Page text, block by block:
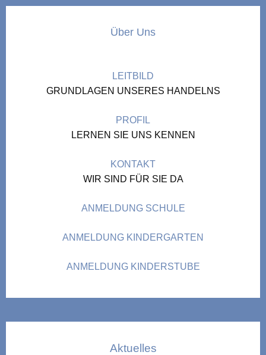
Über Uns
LEITBILD
GRUNDLAGEN UNSERES HANDELNS
PROFIL
LERNEN SIE UNS KENNEN
KONTAKT
WIR SIND FÜR SIE DA
ANMELDUNG SCHULE
ANMELDUNG KINDERGARTEN
ANMELDUNG KINDERSTUBE
Aktuelles